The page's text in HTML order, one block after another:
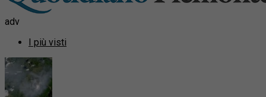
adv
I più visti